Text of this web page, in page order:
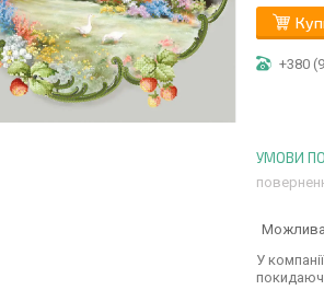
+380
У